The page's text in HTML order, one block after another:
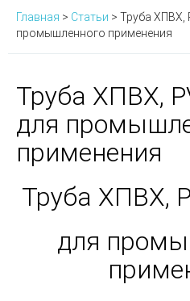
Главная > Статьи > Труба ХПВХ,
промышленного применения
Труба ХПВХ,
для
применения
Труба ХПВХ,
для